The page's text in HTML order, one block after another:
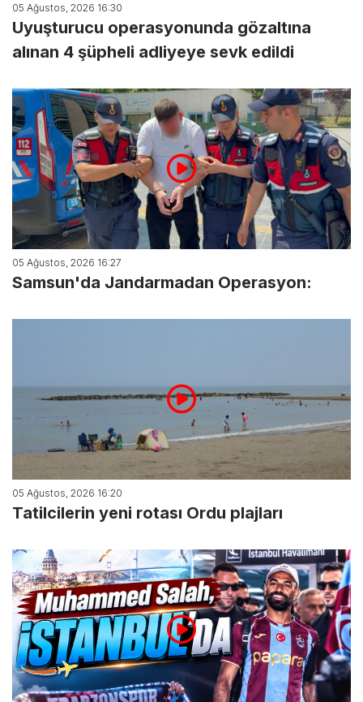
05 Ağustos, 2026 16:30
Uyuşturucu operasyonunda gözaltına
alınan 4 şüpheli adliyeye sevk edildi
05 Ağustos, 2026 16:27
Samsun'da Jandarmadan Operasyon:
05 Ağustos, 2026 16:20
Tatilcilerin yeni rotası Ordu plajları